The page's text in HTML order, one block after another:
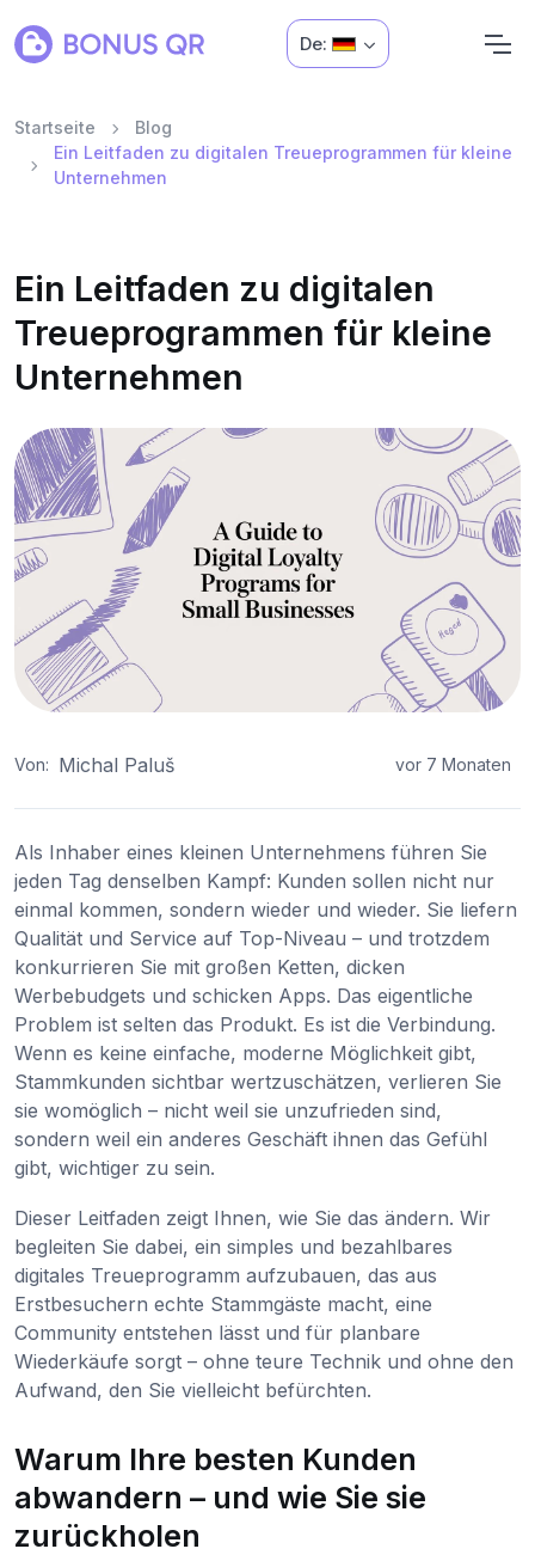
De:
Startseite
Blog
Ein Leitfaden zu digitalen Treueprogrammen für kleine
Unternehmen
Ein Leitfaden zu digitalen
Treueprogrammen für kleine
Unternehmen
Von: Michal Paluš vor 7 Monaten
Als Inhaber eines kleinen Unternehmens führen Sie
jeden Tag denselben Kampf: Kunden sollen nicht nur
einmal kommen, sondern wieder und wieder. Sie liefern
Qualität und Service auf Top-Niveau – und trotzdem
konkurrieren Sie mit großen Ketten, dicken
Werbebudgets und schicken Apps. Das eigentliche
Problem ist selten das Produkt. Es ist die Verbindung.
Wenn es keine einfache, moderne Möglichkeit gibt,
Stammkunden sichtbar wertzuschätzen, verlieren Sie
sie womöglich – nicht weil sie unzufrieden sind,
sondern weil ein anderes Geschäft ihnen das Gefühl
gibt, wichtiger zu sein.
Dieser Leitfaden zeigt Ihnen, wie Sie das ändern. Wir
begleiten Sie dabei, ein simples und bezahlbares
digitales Treueprogramm aufzubauen, das aus
Erstbesuchern echte Stammgäste macht, eine
Community entstehen lässt und für planbare
Wiederkäufe sorgt – ohne teure Technik und ohne den
Aufwand, den Sie vielleicht befürchten.
Warum Ihre besten Kunden
abwandern – und wie Sie sie
zurückholen